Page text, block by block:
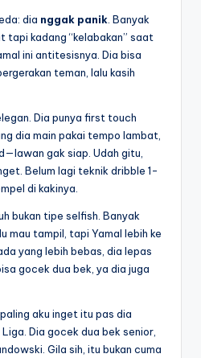
dia nggak panik . Banyak
tapi kadang “kelabakan” saat
ini antitesisnya. Dia bisa
teman, lalu kasih
Dia punya first touch
dia main pakai tempo lambat,
gak siap. Udah gitu,
Belum lagi teknik dribble 1-
di kakinya.
bukan tipe selfish. Banyak
mau tampil, tapi Yamal lebih ke
yang lebih bebas, dia lepas
gocek dua bek, ya dia juga
aku inget itu pas dia
Dia gocek dua bek senior,
Gila sih, itu bukan cuma